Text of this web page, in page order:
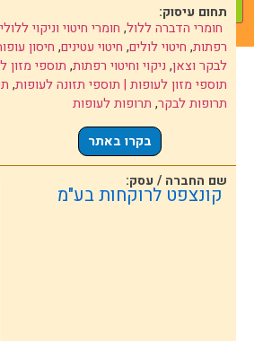
תחום עיסוק:
חומרי הדברה ללול,חומרי חיטוי וניקוי ללולים,
רפתות,חיטוי לולים,חיטוי עטינים,חיסון עופות
לבקר וצאן,ניקוי וחיטוי רפתות,תוספי מזון
תוספי מזון לעופות | תוספי תזונה לעופות,
תרופות לבקר,תרופות לעופות
בקרו באתר
שם החברה / עסק:
קונצפט לרוקחות בע"מ